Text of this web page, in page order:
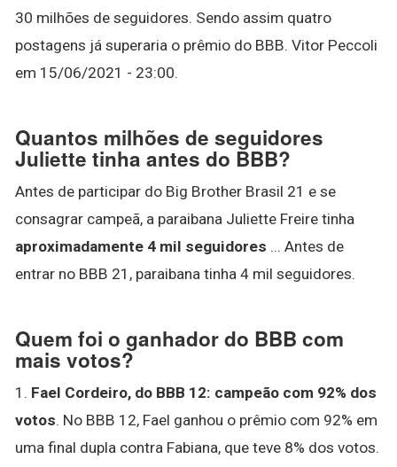
30 milhões de seguidores. Sendo assim quatro
postagens já superaria o prêmio do BBB. Vitor Peccoli
em 15/06/2021 - 23:00.
Quantos milhões de seguidores
Juliette tinha antes do BBB?
Antes de participar do Big Brother Brasil 21 e se
consagrar campeã, a paraibana Juliette Freire tinha
aproximadamente 4 mil seguidores ... Antes de
entrar no BBB 21, paraibana tinha 4 mil seguidores.
Quem foi o ganhador do BBB com
mais votos?
1. Fael Cordeiro, do BBB 12: campeão com 92% dos
votos. No BBB 12, Fael ganhou o prêmio com 92% em
uma final dupla contra Fabiana, que teve 8% dos votos.